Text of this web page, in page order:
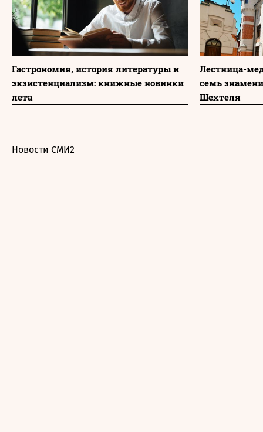
Гастрономия, история литературы и
экзистенциализм: книжные новинки
лета
Лестница-
семь
Шехтеля
Новости СМИ2